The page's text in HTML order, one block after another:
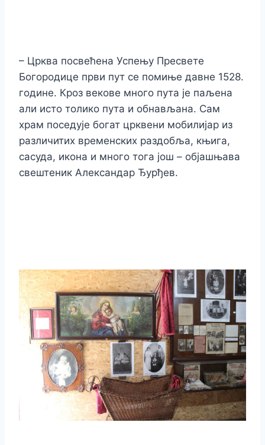
– Црква посвећена Успењу Пресвете
Богородице први пут се помиње давне 1528.
године. Кроз векове много пута је паљена
али исто толико пута и обнављана. Сам
храм поседује богат црквени мобилијар из
различитих временских раздобља, књига,
сасуда, икона и много тога још – објашњава
свештеник Александар Ђурђев.